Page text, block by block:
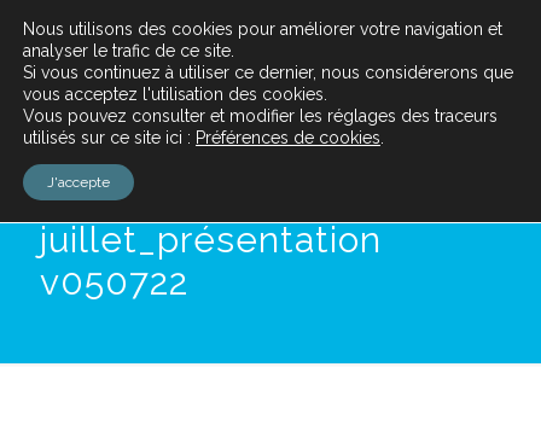
MTA_GE_Réunion
publique du 6
juillet_présentation
v050722
Nous utilisons des cookies pour améliorer votre navigation et
analyser le trafic de ce site.
Si vous continuez à utiliser ce dernier, nous considérerons que
vous acceptez l'utilisation des cookies.
Vous pouvez consulter et modifier les réglages des traceurs
utilisés sur ce site ici : Préférences de cookies
J'accepte